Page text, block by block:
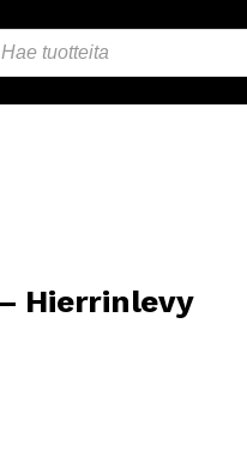
Hierrinlevy